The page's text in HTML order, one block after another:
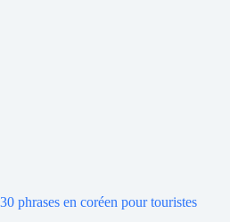
30 phrases en coréen pour touristes